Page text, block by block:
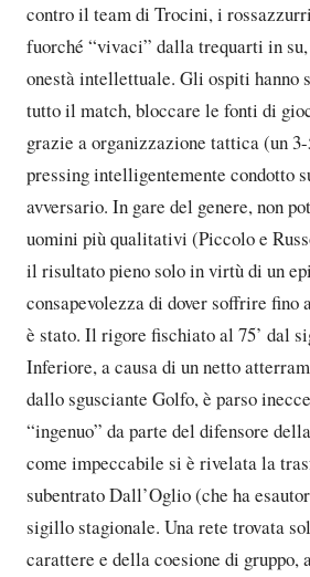
contro il team di Trocini, i
fuorché “vivaci” dalla trequarti in
onestà intellettuale. Gli ospiti hanno
tutto il match, bloccare le fonti di
grazie a organizzazione tattica (un
pressing intelligentemente condotto
avversario. In gare del genere, non
uomini più qualitativi (Piccolo e
il risultato pieno solo in virtù di un
consapevolezza di dover soffrire fino
è stato. Il rigore fischiato al 75’ dal
Inferiore, a causa di un netto
dallo sgusciante Golfo, è parso
“ingenuo” da parte del difensore
come impeccabile si è rivelata la
subentrato Dall’Oglio (che ha
sigillo stagionale. Una rete trovata
carattere e della coesione di gruppo,